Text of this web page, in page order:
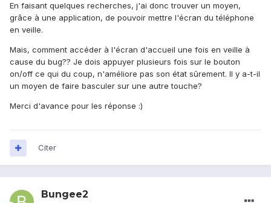
En faisant quelques recherches, j'ai donc trouver un moyen,
grâce à une application, de pouvoir mettre l'écran du téléphone
en veille.
Mais, comment accéder à l'écran d'accueil une fois en veille à
cause du bug?? Je dois appuyer plusieurs fois sur le bouton
on/off ce qui du coup, n'améliore pas son état sûrement. Il y a-t-il
un moyen de faire basculer sur une autre touche?
Merci d'avance pour les réponse :)
Citer
Bungee2